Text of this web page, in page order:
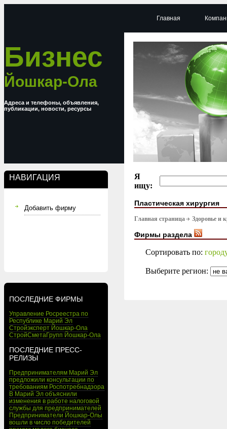
Бизнес
Йошкар-Ола
Адреса и телефоны, объявления,
публикации, новости, ресурсы
НАВИГАЦИЯ
Добавить фирму
ПОСЛЕДНИЕ ФИРМЫ
Управление Росреестра по
Республике Марий Эл
Стройэксперт Йошкар-Ола
СтройСметаГрупп Йошкар-Ола
ПОСЛЕДНИЕ ПРЕСС-
РЕЛИЗЫ
Предпринимателям Марий Эл
предложили консультации по
требованиям Роспотребнадзора
В Марий Эл объяснили
изменения в работе налоговой
службы для предпринимателей
Предприниматели Йошкар-Олы
вошли в число победителей
Главная
Я
ищу:
Пластическая хирургия
Главная страница Здоровье и
Фирмы раздела
Сортировать по:
Выберите регион: